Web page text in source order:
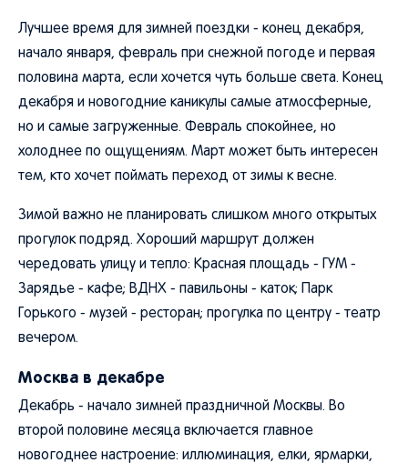
Лучшее время для зимней поездки - конец декабря,
начало января, февраль при снежной погоде и первая
половина марта, если хочется чуть больше света. Конец
декабря и новогодние каникулы самые атмосферные,
но и самые загруженные. Февраль спокойнее, но
холоднее по ощущениям. Март может быть интересен
тем, кто хочет поймать переход от зимы к весне.
Зимой важно не планировать слишком много открытых
прогулок подряд. Хороший маршрут должен
чередовать улицу и тепло: Красная площадь - ГУМ -
Зарядье - кафе; ВДНХ - павильоны - каток; Парк
Горького - музей - ресторан; прогулка по центру - театр
вечером.
Москва в декабре
Декабрь - начало зимней праздничной Москвы. Во
второй половине месяца включается главное
новогоднее настроение: иллюминация, елки, ярмарки,